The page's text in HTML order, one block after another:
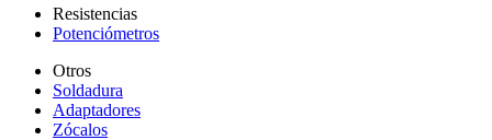
Resistencias
Potenciómetros
Otros
Soldadura
Adaptadores
Zócalos